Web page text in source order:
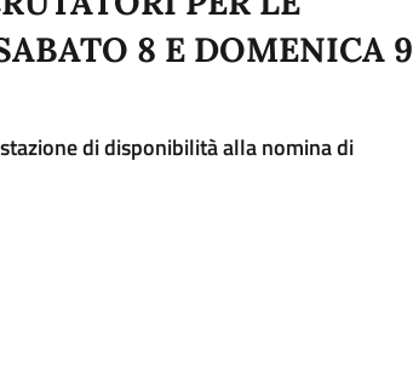
8 E DOMENICA 9
di disponibilità alla nomina di